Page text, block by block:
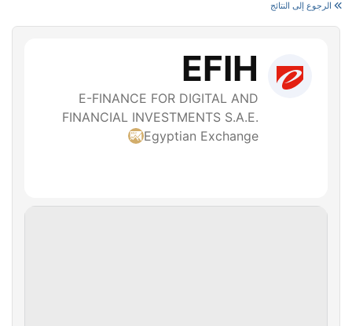
الرجوع إلى النتائج